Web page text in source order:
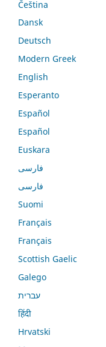
Čeština
Dansk
Deutsch
Modern Greek
English
Esperanto
Español
Español
Euskara
فارسی
فارسی
Suomi
Français
Français
Scottish Gaelic
Galego
עברית
हिंदी
Hrvatski